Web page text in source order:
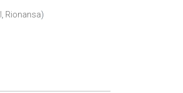
Rionansa)